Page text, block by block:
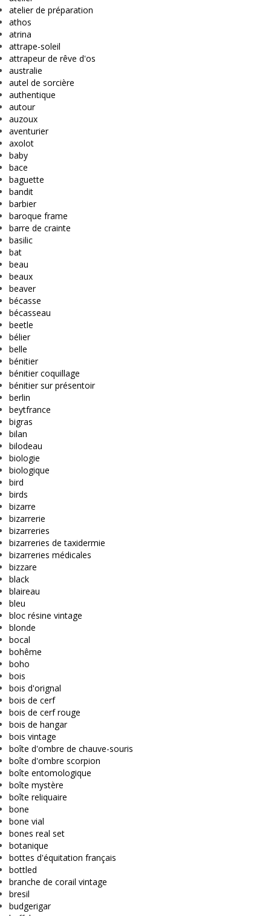
atelier de préparation
athos
atrina
attrape-soleil
attrapeur de rêve d'os
australie
autel de sorcière
authentique
autour
auzoux
aventurier
axolot
baby
bace
baguette
bandit
barbier
baroque frame
barre de crainte
basilic
bat
beau
beaux
beaver
bécasse
bécasseau
beetle
bélier
belle
bénitier
bénitier coquillage
bénitier sur présentoir
berlin
beytfrance
bigras
bilan
bilodeau
biologie
biologique
bird
birds
bizarre
bizarrerie
bizarreries
bizarreries de taxidermie
bizarreries médicales
bizzare
black
blaireau
bleu
bloc résine vintage
blonde
bocal
bohême
boho
bois
bois d'orignal
bois de cerf
bois de cerf rouge
bois de hangar
bois vintage
boîte d'ombre de chauve-souris
boîte d'ombre scorpion
boîte entomologique
boîte mystère
boîte reliquaire
bone
bone vial
bones real set
botanique
bottes d'équitation français
bottled
branche de corail vintage
bresil
budgerigar